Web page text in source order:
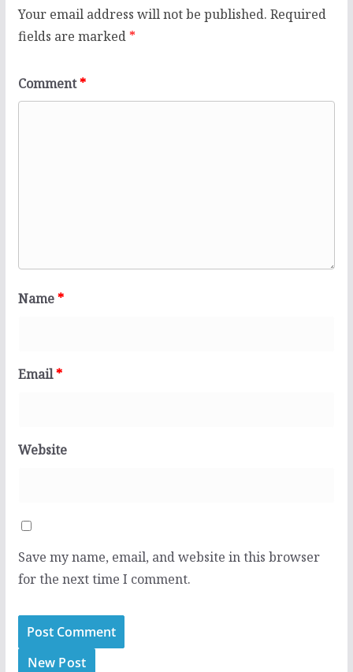
Your email address will not be published. Required
fields are marked *
Comment*
Name*
Email*
Website
Save my name, email, and website in this browser
for the next time I comment.
New Post